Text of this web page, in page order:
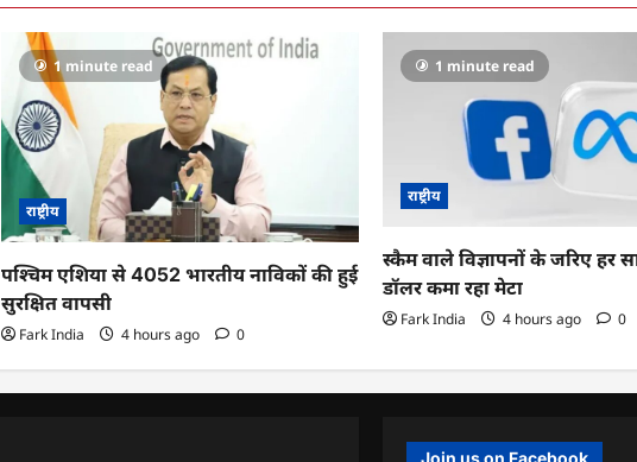
1 minute read
राष्ट्रीय
पश्चिम एशिया से 4052 भारतीय नाविकों की हुई
सुरक्षित वापसी
Fark India 4 hours ago 0
1 minute read
राष्ट्रीय
स्कैम वाले विज्ञापनों के जरिए हर
डॉलर कमा रहा मेटा
Fark India 4 hours ago 0